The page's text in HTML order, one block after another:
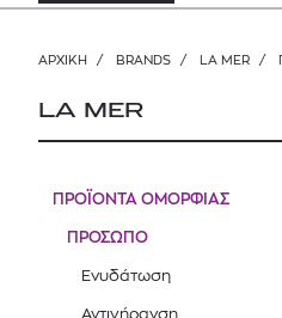
ΑΡΧΙΚΉ / BRANDS / LA MER /
LA MER
ΠΡΟΪΟΝΤΑ ΟΜΟΡΦΙΑΣ
ΠΡΟΣΩΠΟ
Ενυδάτωση
Αντιγήρανση